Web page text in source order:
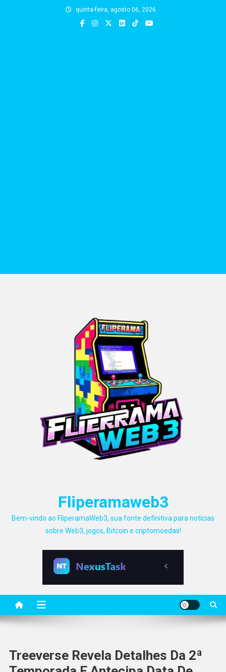
quinta-feira, agosto 06, 2026
Fliperamaweb3
Bem-vindo ao FliperamaWeb3, sua fonte definitiva para notícias
sobre Web3, jogos, Bitcoin e criptomoedas!
Treeverse Revela Detalhes Da 2ª